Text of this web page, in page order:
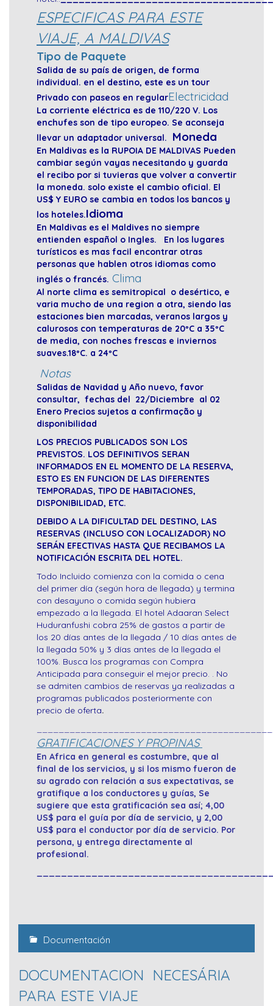
ESPECIFICAS PARA ESTE
VIAJE, A MALDIVAS
Tipo de Paquete
Salida de su país de origen, de forma
individual. en el destino, este es un tour
Privado con paseos en regularElectricidad
La corriente eléctrica es de 110/220 V. Los
enchufes son de tipo europeo. Se aconseja
llevar un adaptador universal.
Moneda
En Maldivas es la RUPOIA DE MALDIVAS Pueden
cambiar según vayas necesitando y guarda
el recibo por si tuvieras que volver a convertir
la moneda. solo existe el cambio oficial. El
US$ Y EURO se cambia en todos los bancos y
los hoteles.Idioma
En Maldivas es el Maldives no siempre
entienden español o Ingles. En los lugares
turísticos es mas facil encontrar otras
personas que hablen otros idiomas como
inglés o francés. Clima
Al norte clima es semitropical o desértico, e
varia mucho de una region a otra, siendo las
estaciones bien marcadas, veranos largos y
calurosos con temperaturas de 20ºC a 35ºC
de media, con noches frescas e inviernos
suaves.18ºC. a 24ºC
Notas
Salidas de Navidad y Año nuevo, favor
consultar, fechas del 22/Diciembre al 02
Enero Precios sujetos a confirmação y
disponibilidad
LOS PRECIOS PUBLICADOS SON LOS
PREVISTOS. LOS DEFINITIVOS SERAN
INFORMADOS EN EL MOMENTO DE LA RESERVA,
ESTO ES EN FUNCION DE LAS DIFERENTES
TEMPORADAS, TIPO DE HABITACIONES,
DISPONIBILIDAD, ETC.
DEBIDO A LA DIFICULTAD DEL DESTINO, LAS
RESERVAS (INCLUSO CON LOCALIZADOR) NO
SERÁN EFECTIVAS HASTA QUE RECIBAMOS LA
NOTIFICACIÓN ESCRITA DEL HOTEL.
Todo Incluido comienza con la comida o cena
del primer día (según hora de llegada) y termina
con desayuno o comida según hubiera
empezado a la llegada. El hotel Adaaran Select
Huduranfushi cobra 25% de gastos a partir de
los 20 días antes de la llegada / 10 días antes de
la llegada 50% y 3 días antes de la llegada el
100%. Busca los programas con Compra
Anticipada para conseguir el mejor precio. . No
se admiten cambios de reservas ya realizadas a
programas publicados posteriormente con
precio de oferta.
GRATIFICACIONES Y PROPINAS
En Africa en general es costumbre, que al
final de los servicios, y si los mismo fueron de
su agrado con relación a sus expectativas, se
gratifique a los conductores y guías, Se
sugiere que esta gratificación sea así; 4,00
US$ para el guía por día de servicio, y 2,00
US$ para el conductor por día de servicio. Por
persona, y entrega directamente al
profesional.
Documentación
DOCUMENTACION NECESÁRIA
PARA ESTE VIAJE